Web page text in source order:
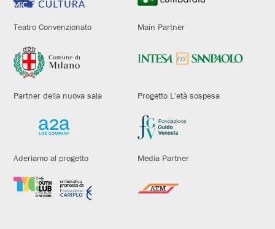
Teatro Convenzionato Main Partner
Partner della nuova sala Progetto L'età sospesa
Aderiamo al progetto Media Partner